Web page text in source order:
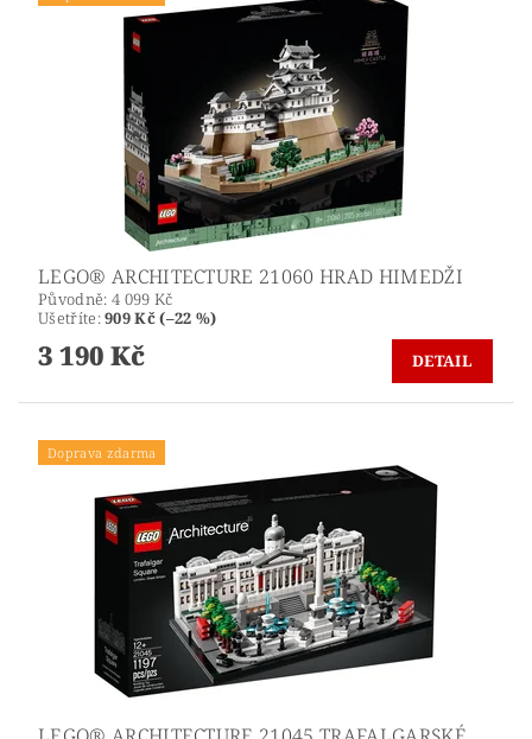
LEGO® ARCHITECTURE 21060 HRAD HIMEDŽI
Původně: 4 099 Kč
Ušetříte:909 Kč (–22 %)
3 190 Kč DETAIL
Doprava zdarma